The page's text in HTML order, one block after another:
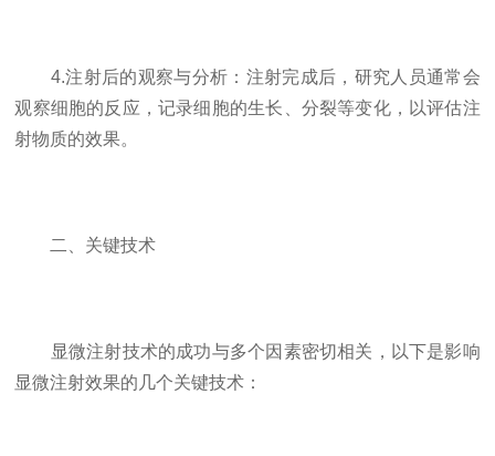
4.注射后的观察与分析：注射完成后，研究人员通常会
观察细胞的反应，记录细胞的生长、分裂等变化，以评估注
射物质的效果。
二、关键技术
显微注射技术的成功与多个因素密切相关，以下是影响
显微注射效果的几个关键技术：